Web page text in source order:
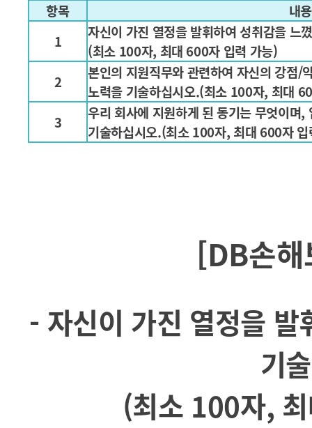
항목
내용
1
자신이 가진 열정을 발휘하여 성취감을 느
(최소 100자, 최대 600자 입력 가능)
2
본인의 지원직무와 관련하여 자신의 강점/
노력을 기술하십시오.(최소 100자, 최대
3
우리 회사에 지원하게 된 동기는 무엇이며
기술하십시오.(최소 100자, 최대 600자 입
[DB손
- 자신이 가진 열정을
기
(최소 100자,